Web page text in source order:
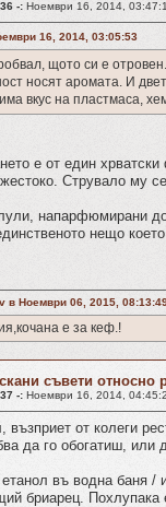
-: Ноември 16, 2014,
16, 2014, 03:05:53
щото си е
носят аромата. И
вкус на пластмаса,
е от един
Струвало му
напарфюмирани
нещо
в Ноември 06, 2015,
е за кеф.!
съвети относно
-: Ноември 16, 2014,
от колеги
да го обогатиш, или
въ водна баня /
бриарец. Похлупака